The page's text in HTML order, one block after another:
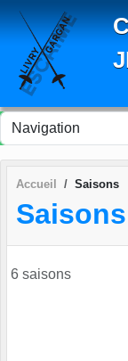
Accueil Saisons
Saisons
6 saisons
Panneau de